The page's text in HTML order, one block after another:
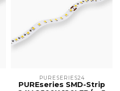
PURESERIES24
PUREseries SMD-Strip